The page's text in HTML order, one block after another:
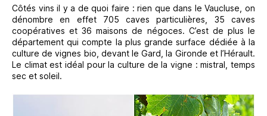
Côtés vins il y a de quoi faire : rien que dans le Vaucluse, on
dénombre en effet 705 caves particulières, 35 caves
coopératives et 36 maisons de négoces. C’est de plus le
département qui compte la plus grande surface dédiée à la
culture de vignes bio, devant le Gard, la Gironde et l’Hérault.
Le climat est idéal pour la culture de la vigne : mistral, temps
sec et soleil.